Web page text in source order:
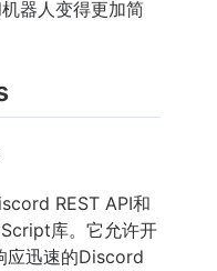
器人变得更加简
REST API和
库。它允许开
应迅速的Discord